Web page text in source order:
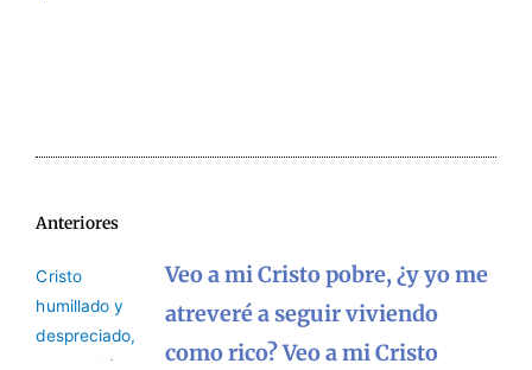
Anteriores
Veo a mi Cristo pobre, ¿y yo me
atreveré a seguir viviendo
como rico? Veo a mi Cristo